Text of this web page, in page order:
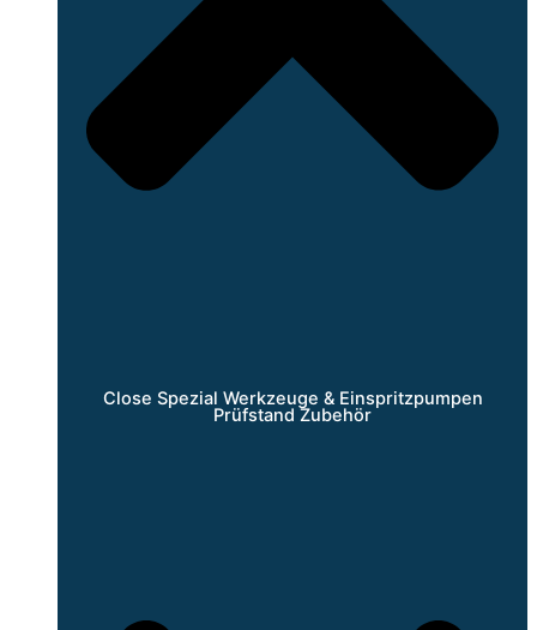
Close Spezial Werkzeuge & Einspritzpumpen
Prüfstand Zubehör